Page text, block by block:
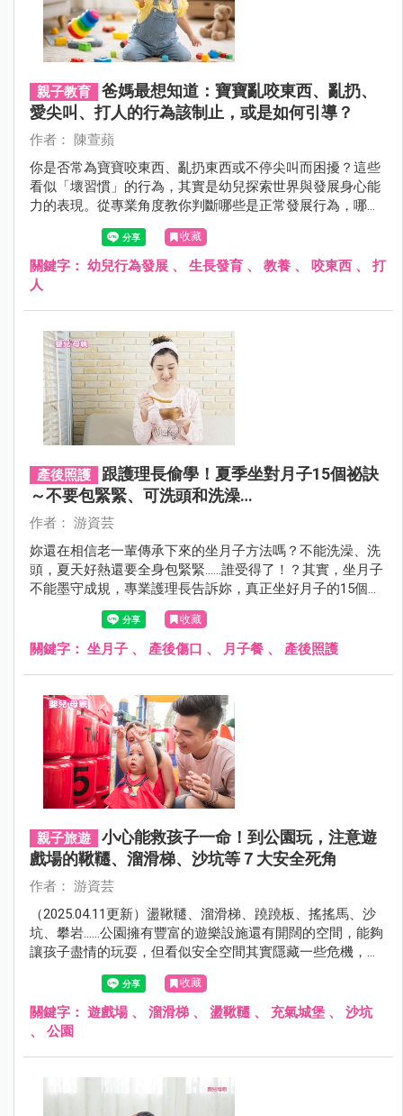
親子教育
爸媽最想知道：寶寶亂咬東西、亂扔、
愛尖叫、打人的行為該制止，或是如何引導？
作者： 陳萱蘋
你是否常為寶寶咬東西、亂扔東西或不停尖叫而困擾？這些
看似「壞習慣」的行為，其實是幼兒探索世界與發展身心能
力的表現。從專業角度教你判斷哪些是正常發展行為，哪些
需要爸媽適度引導，並說明該怎麼做才會更有效。
收藏
關鍵字： 幼兒行為發展 、 生長發育 、 教養 、 咬東西 、 打
人
產後照護
跟護理長偷學！夏季坐對月子15個祕訣
～不要包緊緊、可洗頭和洗澡…
作者： 游資芸
妳還在相信老一輩傳承下來的坐月子方法嗎？不能洗澡、洗
頭，夏天好熱還要全身包緊緊……誰受得了！？其實，坐月子
不能墨守成規，專業護理長告訴妳，真正坐好月子的15個祕
訣，讓妳有效調養體質、迅速恢復孕前的活力。
收藏
關鍵字： 坐月子 、 產後傷口 、 月子餐 、 產後照護
親子旅遊
小心能救孩子一命！到公園玩，注意遊
戲場的鞦韆、溜滑梯、沙坑等７大安全死角
作者： 游資芸
（2025.04.11更新）盪鞦韆、溜滑梯、蹺蹺板、搖搖馬、沙
坑、攀岩......公園擁有豐富的遊樂設施還有開闊的空間，能夠
讓孩子盡情的玩耍，但看似安全空間其實隱藏一些危機，來
看看我們替爸爸媽媽揪出的安全死角吧！
收藏
關鍵字： 遊戲場 、 溜滑梯 、 盪鞦韆 、 充氣城堡 、 沙坑
、 公園